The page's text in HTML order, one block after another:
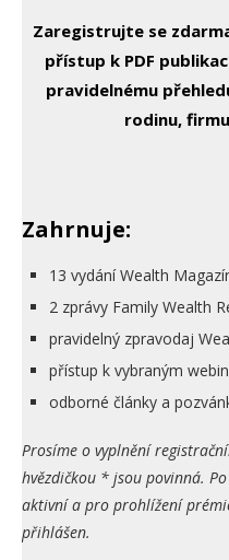
Zaregistrujte se
přístup k PDF
pravidelnému
rodinu,
Zahrnuje:
13 vydání Wealth
2 zprávy Family Wealth
pravidelný zpravodaj
přístup k vybraným
odborné články a
Prosíme o vyplnění
hvězdičkou * jsou povinná.
aktivní a pro prohlížení
přihlášen.